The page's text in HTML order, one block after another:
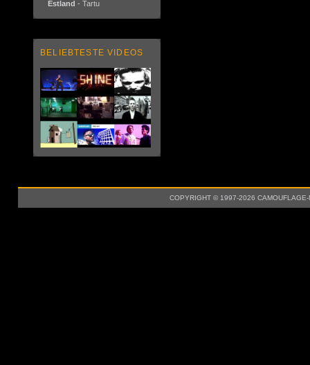
Estland - Tartu
BELIEBTESTE VIDEOS
COPYRIGHT © 1997-2026 CAMOUFLAGE-